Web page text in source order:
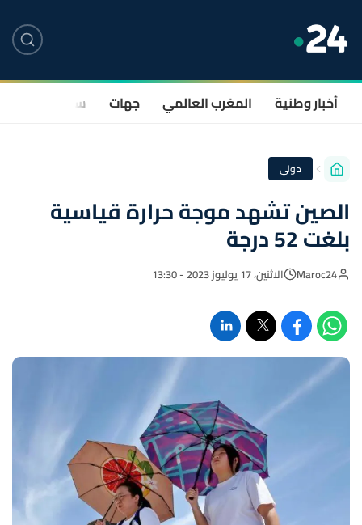
أخبار وطنية المغرب العالمي جهات سياسة
دولي
الصين تشهد موجة حرارة قياسية
بلغت 52 درجة
Maroc24 الاثنين، 17 يوليوز 2023 - 13:30